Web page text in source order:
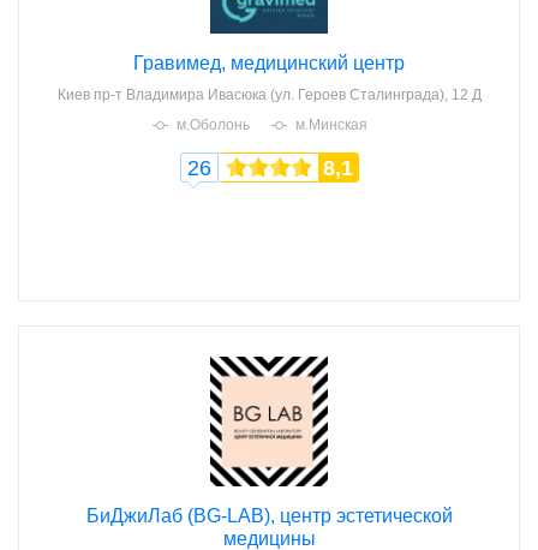
Гравимед, медицинский центр
Киев пр-т Владимира Ивасюка (ул. Героев Сталинграда), 12 Д
м.Оболонь
м.Минская
26 8,1
БиДжиЛаб (BG-LAB), центр эстетической
медицины